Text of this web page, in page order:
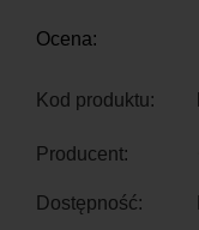
Ocena:
Kod produktu:
Producent:
Dostępność: